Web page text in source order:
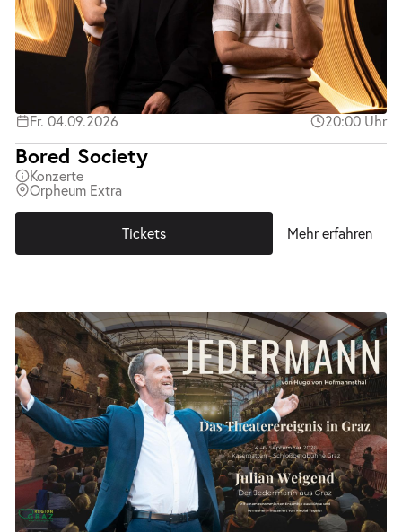
Fr. 04.09.2026 20:00 Uhr
Bored Society
Konzerte
Orpheum Extra
Tickets Mehr erfahren